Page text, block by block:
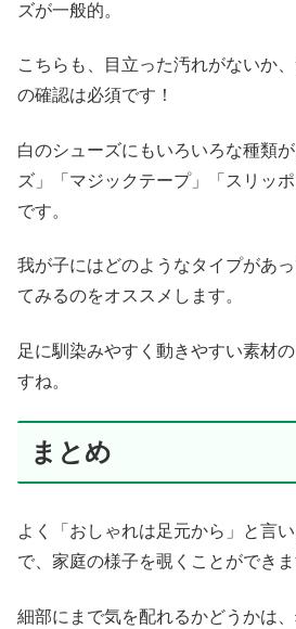
ズが一般的。
こちらも、目立った汚れがないか
の確認は必須です！
白のシューズにもいろいろな種類
ズ」「マジックテープ」「スリッ
です。
我が子にはどのようなタイプがあ
てみるのをオススメします。
足に馴染みやすく動きやすい素材
すね。
まとめ
よく「おしゃれは足元から」と言
で、家庭の様子を覗くことができま
細部にまで気を配れるかどうかは